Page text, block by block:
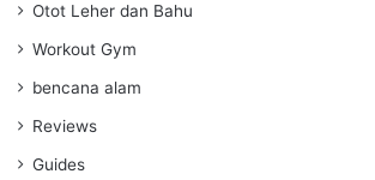
Otot Leher dan Bahu
Workout Gym
bencana alam
Reviews
Guides